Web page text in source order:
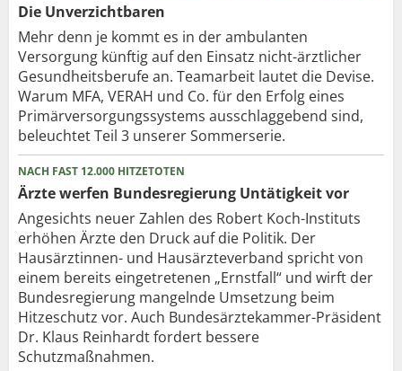
Die Unverzichtbaren
Mehr denn je kommt es in der ambulanten
Versorgung künftig auf den Einsatz nicht-ärztlicher
Gesundheitsberufe an. Teamarbeit lautet die Devise.
Warum MFA, VERAH und Co. für den Erfolg eines
Primärversorgungssystems ausschlaggebend sind,
beleuchtet Teil 3 unserer Sommerserie.
NACH FAST 12.000 HITZETOTEN
Ärzte werfen Bundesregierung Untätigkeit vor
Angesichts neuer Zahlen des Robert Koch-Instituts
erhöhen Ärzte den Druck auf die Politik. Der
Hausärztinnen- und Hausärzteverband spricht von
einem bereits eingetretenen „Ernstfall“ und wirft der
Bundesregierung mangelnde Umsetzung beim
Hitzeschutz vor. Auch Bundesärztekammer-Präsident
Dr. Klaus Reinhardt fordert bessere
Schutzmaßnahmen.